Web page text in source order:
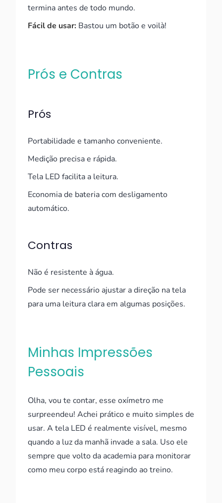
termina antes de todo mundo.
Fácil de usar: Bastou um botão e voilà!
Prós e Contras
Prós
Portabilidade e tamanho conveniente.
Medição precisa e rápida.
Tela LED facilita a leitura.
Economia de bateria com desligamento
automático.
Contras
Não é resistente à água.
Pode ser necessário ajustar a direção na tela
para uma leitura clara em algumas posições.
Minhas Impressões
Pessoais
Olha, vou te contar, esse oxímetro me
surpreendeu! Achei prático e muito simples de
usar. A tela LED é realmente visível, mesmo
quando a luz da manhã invade a sala. Uso ele
sempre que volto da academia para monitorar
como meu corpo está reagindo ao treino.